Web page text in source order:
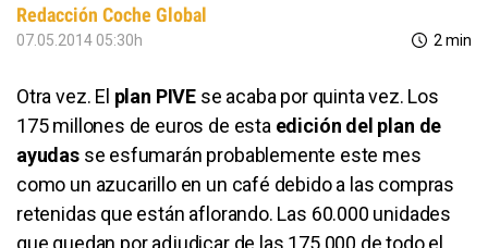
Redacción Coche Global
07.05.2014 05:30h 2 min
Otra vez. El plan PIVE se acaba por quinta vez. Los
175 millones de euros de esta edición del plan de
ayudasse esfumarán probablemente este mes
como un azucarillo en un café debido a las compras
retenidas que están aflorando. Las 60.000 unidades
que quedan por adjudicar de las 175.000 de todo el